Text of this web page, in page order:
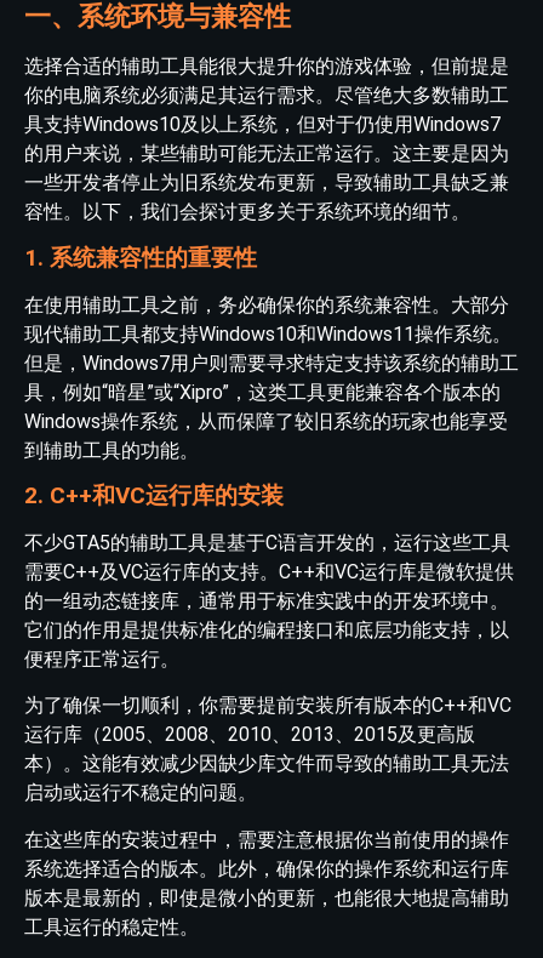
一、系统环境与兼容性
选择合适的辅助工具能很大提升你的游戏体验，但前提是
你的电脑系统必须满足其运行需求。尽管绝大多数辅助工
具支持Windows10及以上系统，但对于仍使用Windows7
的用户来说，某些辅助可能无法正常运行。这主要是因为
一些开发者停止为旧系统发布更新，导致辅助工具缺乏兼
容性。以下，我们会探讨更多关于系统环境的细节。
1. 系统兼容性的重要性
在使用辅助工具之前，务必确保你的系统兼容性。大部分
现代辅助工具都支持Windows10和Windows11操作系统。
但是，Windows7用户则需要寻求特定支持该系统的辅助工
具，例如“暗星”或“Xipro”，这类工具更能兼容各个版本的
Windows操作系统，从而保障了较旧系统的玩家也能享受
到辅助工具的功能。
2. C++和VC运行库的安装
不少GTA5的辅助工具是基于C语言开发的，运行这些工具
需要C++及VC运行库的支持。C++和VC运行库是微软提供
的一组动态链接库，通常用于标准实践中的开发环境中。
它们的作用是提供标准化的编程接口和底层功能支持，以
便程序正常运行。
为了确保一切顺利，你需要提前安装所有版本的C++和VC
运行库（2005、2008、2010、2013、2015及更高版
本）。这能有效减少因缺少库文件而导致的辅助工具无法
启动或运行不稳定的问题。
在这些库的安装过程中，需要注意根据你当前使用的操作
系统选择适合的版本。此外，确保你的操作系统和运行库
版本是最新的，即使是微小的更新，也能很大地提高辅助
工具运行的稳定性。